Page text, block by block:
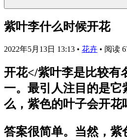
紫叶李什么时候开花
2022年5月13日 13:13 • 花卉 • 阅读
开花</紫叶李是比较有
一。最引人注目的是它
么，紫色的叶子会开花
答案很简单。当然，紫